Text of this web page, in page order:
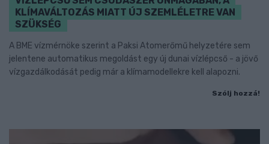
KLÍMAVÁLTOZÁS MIATT ÚJ SZEMLÉLETRE VAN
SZÜKSÉG
A BME vízmérnöke szerint a Paksi Atomerőmű helyzetére sem
jelentene automatikus megoldást egy új dunai vízlépcső - a jövő
vízgazdálkodását pedig már a klímamodellekre kell alapozni.
Szólj hozzá!